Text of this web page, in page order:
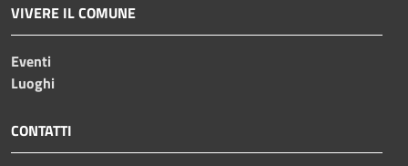
VIVERE IL COMUNE
Eventi
Luoghi
CONTATTI